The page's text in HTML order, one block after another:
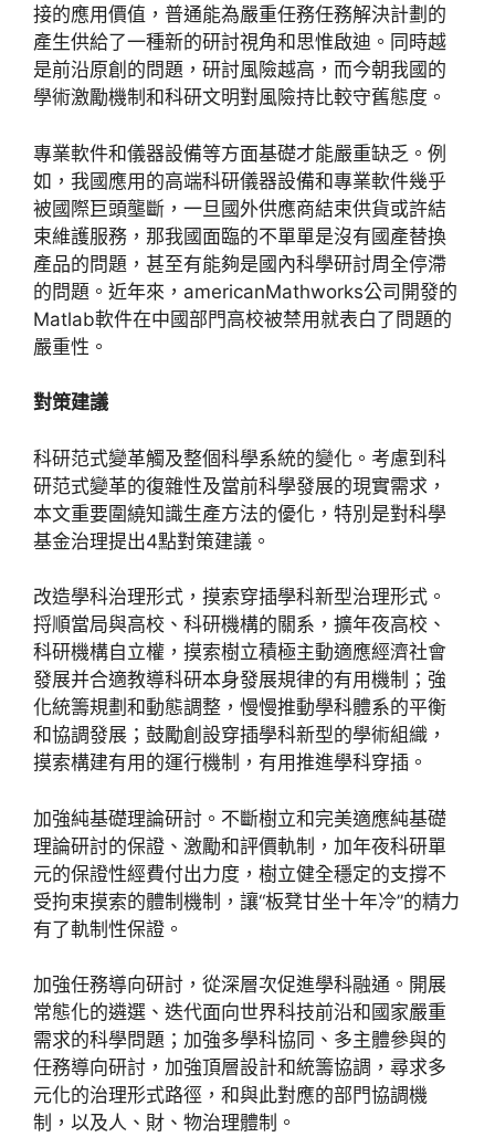
接的應用價值，普通能為嚴重任務任務解決計劃的
產生供給了一種新的研討視角和思惟啟迪。同時越
是前沿原創的問題，研討風險越高，而今朝我國的
學術激勵機制和科研文明對風險持比較守舊態度。
專業軟件和儀器設備等方面基礎才能嚴重缺乏。例
如，我國應用的高端科研儀器設備和專業軟件幾乎
被國際巨頭壟斷，一旦國外供應商結束供貨或許結
束維護服務，那我國面臨的不單單是沒有國產替換
產品的問題，甚至有能夠是國內科學研討周全停滯
的問題。近年來，americanMathworks公司開發的
Matlab軟件在中國部門高校被禁用就表白了問題的
嚴重性。
對策建議
科研范式變革觸及整個科學系統的變化。考慮到科
研范式變革的復雜性及當前科學發展的現實需求，
本文重要圍繞知識生產方法的優化，特別是對科學
基金治理提出4點對策建議。
改造學科治理形式，摸索穿插學科新型治理形式。
捋順當局與高校、科研機構的關系，擴年夜高校、
科研機構自立權，摸索樹立積極主動適應經濟社會
發展并合適教導科研本身發展規律的有用機制；強
化統籌規劃和動態調整，慢慢推動學科體系的平衡
和協調發展；鼓勵創設穿插學科新型的學術組織，
摸索構建有用的運行機制，有用推進學科穿插。
加強純基礎理論研討。不斷樹立和完美適應純基礎
理論研討的保證、激勵和評價軌制，加年夜科研單
元的保證性經費付出力度，樹立健全穩定的支撐不
受拘束摸索的體制機制，讓“板凳甘坐十年冷”的精力
有了軌制性保證。
加強任務導向研討，從深層次促進學科融通。開展
常態化的遴選、迭代面向世界科技前沿和國家嚴重
需求的科學問題；加強多學科協同、多主體參與的
任務導向研討，加強頂層設計和統籌協調，尋求多
元化的治理形式路徑，和與此對應的部門協調機
制，以及人、財、物治理體制。